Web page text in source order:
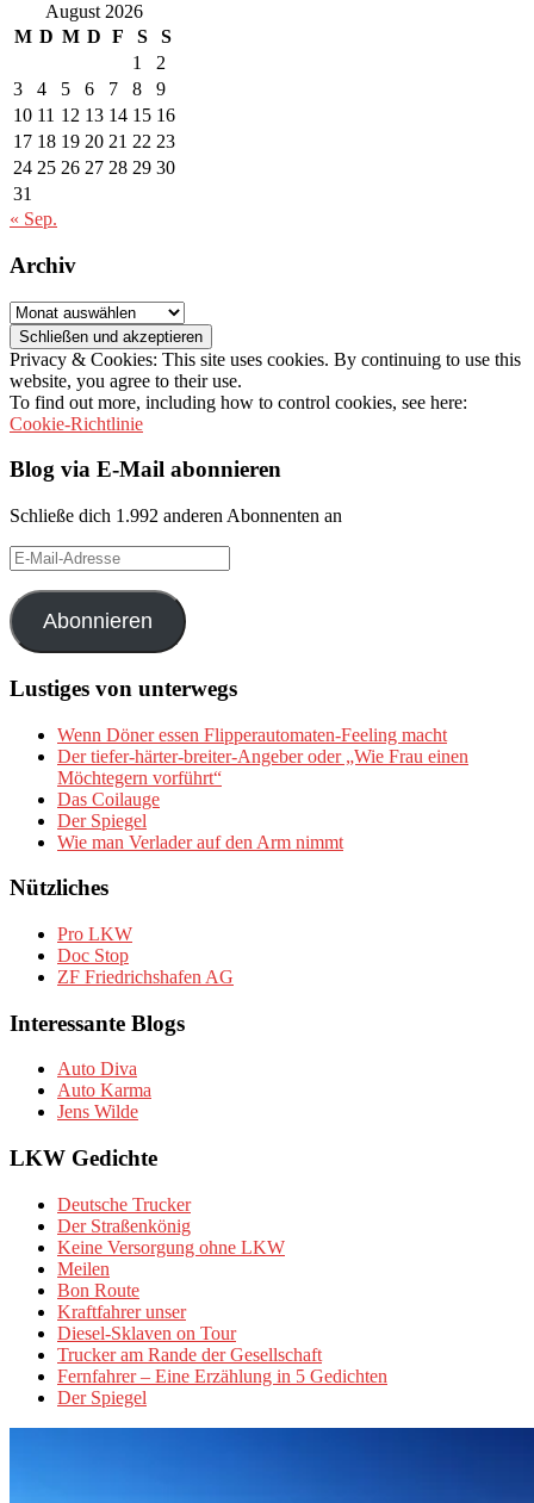
August 2026
M D M D F S
S
1
2
3
4 5 6 7 8
9
10 11 12 13 14 15 16
17 18 19 20 21 22 23
24 25 26 27 28 29 30
31
« Sep.
Archiv
Archiv
Privacy & Cookies: This site uses cookies. By continuing to use this
website, you agree to their use.
To find out more, including how to control cookies, see here:
Cookie-Richtlinie
Blog via E-Mail abonnieren
Schließe dich 1.992 anderen Abonnenten an
E-
Mail-
Adresse
Abonnieren
Lustiges von unterwegs
Wenn Döner essen Flipperautomaten-Feeling macht
Der tiefer-härter-breiter-Angeber oder „Wie Frau einen
Möchtegern vorführt“
Das Coilauge
Der Spiegel
Wie man Verlader auf den Arm nimmt
Nützliches
Pro LKW
Doc Stop
ZF Friedrichshafen AG
Interessante Blogs
Auto Diva
Auto Karma
Jens Wilde
LKW Gedichte
Deutsche Trucker
Der Straßenkönig
Keine Versorgung ohne LKW
Meilen
Bon Route
Kraftfahrer unser
Diesel-Sklaven on Tour
Trucker am Rande der Gesellschaft
Fernfahrer – Eine Erzählung in 5 Gedichten
Der Spiegel